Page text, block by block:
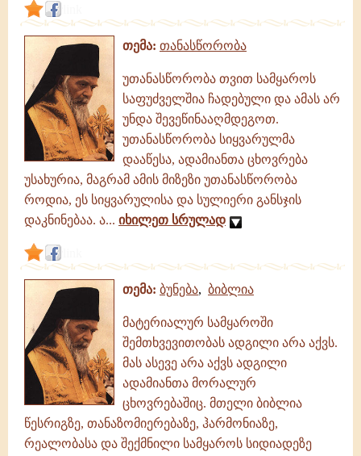
თემა: თანასწორობა
უთანასწორობა თვით სამყაროს
საფუძველშია ჩადებული და ამას არ
უნდა შევეწინააღმდეგოთ.
უთანასწორობა სიყვარულმა
დააწესა, ადამიანთა ცხოვრება
უსახურია, მაგრამ ამის მიზეზი უთანასწორობა
როდია, ეს სიყვარულისა და სულიერი განსჯის
დაკნინებაა. ა... იხილეთ სრულად
თემა: ბუნება, ბიბლია
მატერიალურ სამყაროში
შემთხვევითობას ადგილი არა აქვს.
მას ასევე არა აქვს ადგილი
ადამიანთა მორალურ
ცხოვრებაშიც. მთელი ბიბლია
წესრიგზე, თანაზომიერებაზე, ჰარმონიაზე,
რეალობასა და შექმნილი სამყაროს სიდიადეზე